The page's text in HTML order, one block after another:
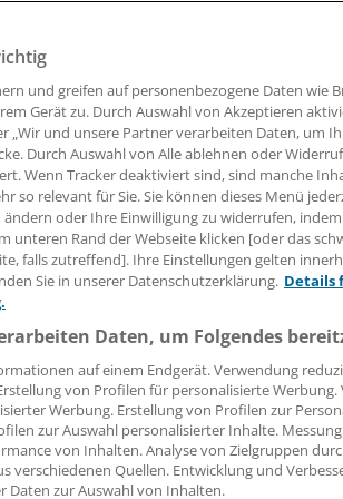
warnt angesichts der Umstände der
des Vertrauensverhältnisses in
eines Pakistaners aus
Erkenntnissen war er bei
Bautzen von der Polizei dort
worden sein, zerstöre das
Behörden, sondern vor allem in die
Landesärztekammer am
Einrichtungen ohne deren Wissen
und greifen auf personenbezogene Daten wie
Gerät zu. Durch Auswahl von Akzeptieren
„Wir und unsere Partner verarbeiten Daten, um
Durch Auswahl von Alle ablehnen oder
Wenn Tracker deaktiviert sind, sind manche
so relevant für Sie. Sie können dieses Menü
oder Ihre Einwilligung zu widerrufen, indem
unteren Rand der Webseite klicken [oder das
falls zutreffend]. Ihre Einstellungen gelten
Sie in unserer Datenschutzerklärung. Details
Daten, um Folgendes
auf einem Endgerät. Verwendung
von Profilen für personalisierte
Werbung. Erstellung von Profilen zur
zur Auswahl personalisierter Inhalte.
von Inhalten. Analyse von Zielgruppen
verschiedenen Quellen. Entwicklung und
Daten zur Auswahl von Inhalten.